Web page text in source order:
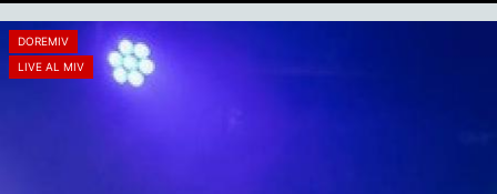
DOREMIV
LIVE AL MIV